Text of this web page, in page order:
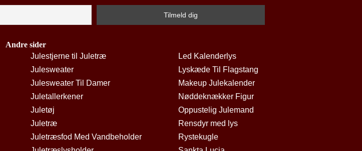
Andre sider
Julestjerne til Juletræ
Julesweater
Julesweater Til Damer
Juletallerkener
Juletøj
Juletræ
Juletræsfod Med Vandbeholder
Led Kalenderlys
Lyskæde Til Flagstang
Makeup Julekalender
Nøddeknækker Figur
Oppustelig Julemand
Rensdyr med lys
Rystekugle